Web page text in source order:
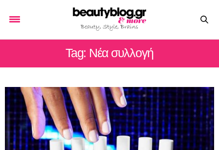
Tag: Nέα συλλογή